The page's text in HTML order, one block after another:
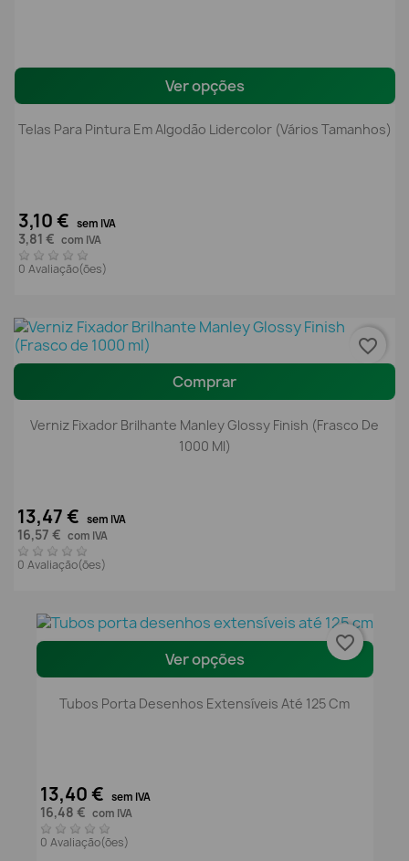
Ver opções
Telas Para Pintura Em Algodão Lidercolor (Vários Tamanhos)
3,10 € sem IVA
3,81 € com IVA
0 Avaliação(ões)
Comprar
Verniz Fixador Brilhante Manley Glossy Finish (Frasco De
1000 Ml)
13,47 € sem IVA
16,57 € com IVA
0 Avaliação(ões)
favorite_border
Ver opções
Tubos Porta Desenhos Extensíveis Até 125 Cm
13,40 € sem IVA
16,48 € com IVA
0 Avaliação(ões)
favorite_border